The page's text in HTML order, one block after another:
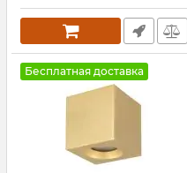
Бесплатная доставка